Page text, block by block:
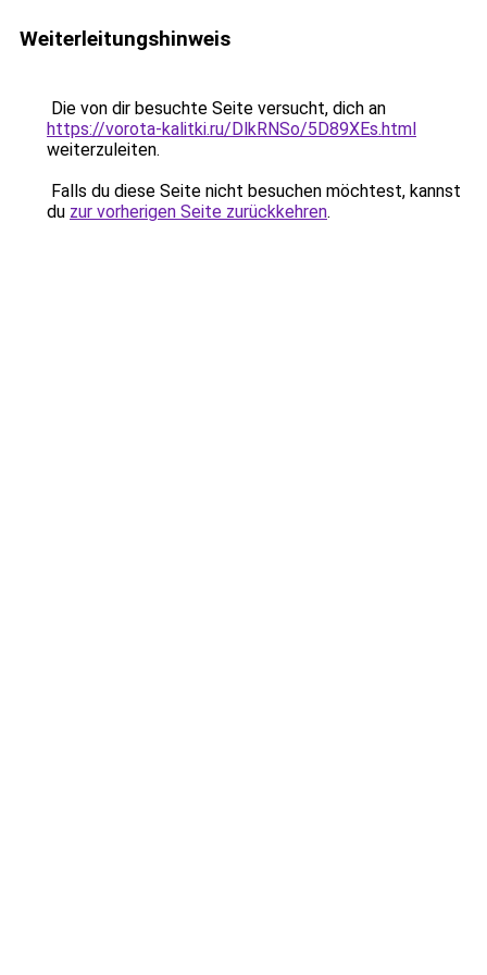
Weiterleitungshinweis
Die von dir besuchte Seite versucht, dich an
https://vorota-kalitki.ru/DlkRNSo/5D89XEs.html
weiterzuleiten.
Falls du diese Seite nicht besuchen möchtest, kannst
du zur vorherigen Seite zurückkehren.